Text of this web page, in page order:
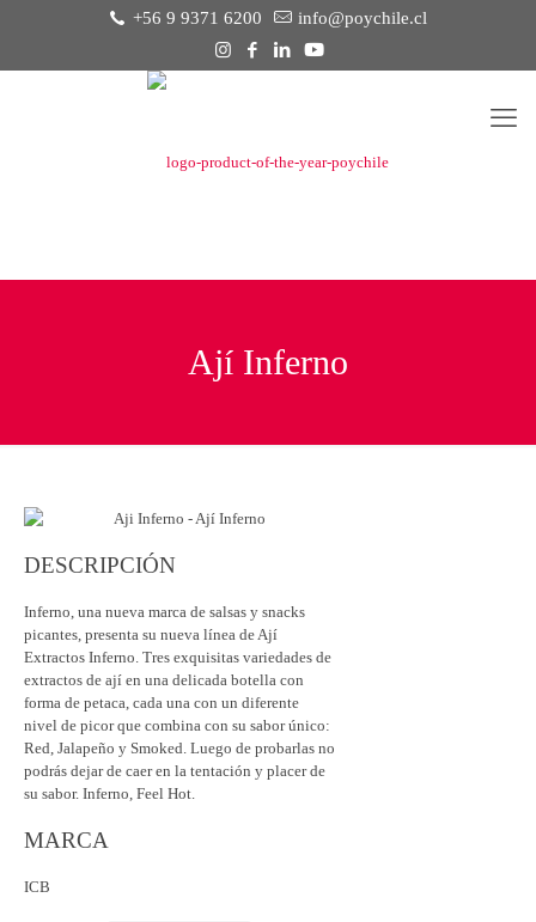
+56 9 9371 6200 info@poychile.cl
Ají Inferno
DESCRIPCIÓN
Inferno, una nueva marca de salsas y snacks
picantes, presenta su nueva línea de Ají
Extractos Inferno. Tres exquisitas variedades de
extractos de ají en una delicada botella con
forma de petaca, cada una con un diferente
nivel de picor que combina con su sabor único:
Red, Jalapeño y Smoked. Luego de probarlas no
podrás dejar de caer en la tentación y placer de
su sabor. Inferno, Feel Hot.
MARCA
ICB